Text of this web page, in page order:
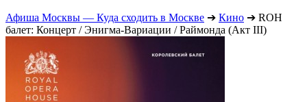
Афиша Москвы — Куда сходить в Москве ➔ Кино ➔ ROH
балет: Концерт / Энигма-Вариации / Раймонда (Акт III)